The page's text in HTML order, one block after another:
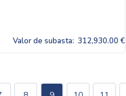
Valor de subasta: 312,930.00 €